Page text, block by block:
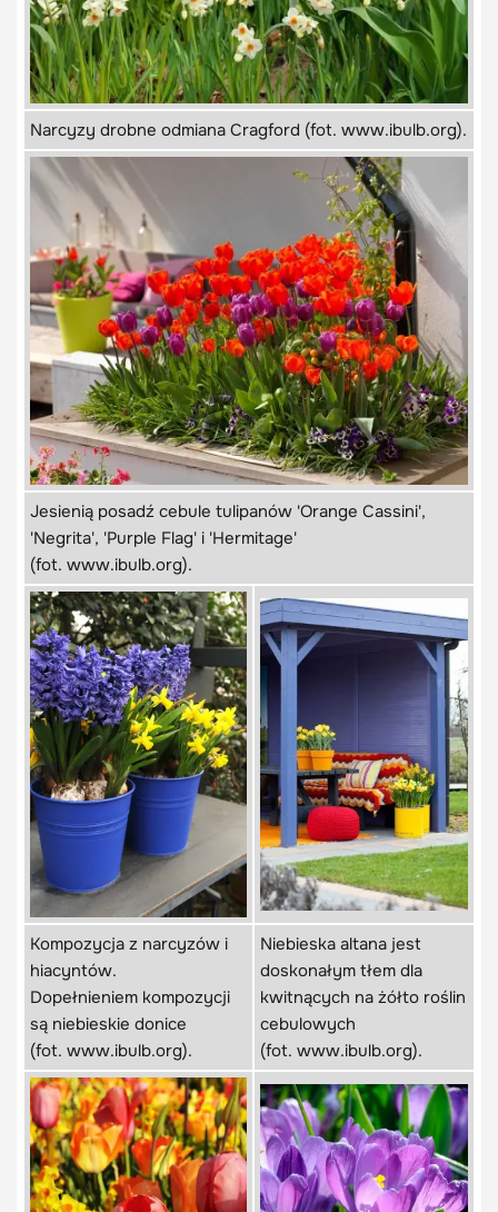
Narcyzy drobne odmiana Cragford (fot. www.ibulb.org).
Jesienią posadź cebule tulipanów 'Orange Cassini',
'Negrita', 'Purple Flag' i 'Hermitage'
(fot. www.ibulb.org).
Kompozycja z narcyzów i
hiacyntów.
Dopełnieniem kompozycji
są niebieskie donice
(fot. www.ibulb.org).
Niebieska altana jest
doskonałym tłem dla
kwitnących na żółto roślin
cebulowych
(fot. www.ibulb.org).